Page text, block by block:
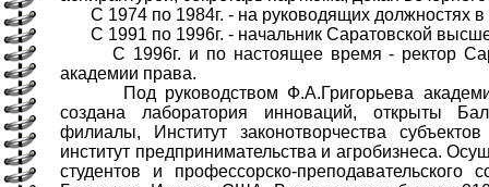
С 1974 по 1984г. - на руководящих должностях
С 1991 по 1996г. - начальник Саратовской
С 1996г. и по настоящее время - ректор
академии права.
Под руководством Ф.А.Григорьева академия
создана лаборатория инноваций, открыты
филиалы, Институт законотворчества
институт предпринимательства и агробизнеса.
студентов и профессорско-преподавательского